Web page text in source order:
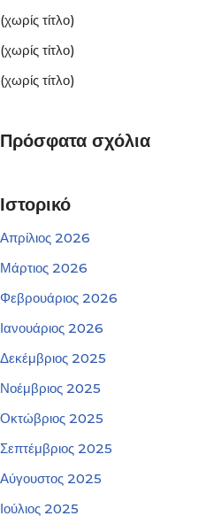
(χωρίς τίτλο)
(χωρίς τίτλο)
(χωρίς τίτλο)
Πρόσφατα σχόλια
Ιστορικό
Απρίλιος 2026
Μάρτιος 2026
Φεβρουάριος 2026
Ιανουάριος 2026
Δεκέμβριος 2025
Νοέμβριος 2025
Οκτώβριος 2025
Σεπτέμβριος 2025
Αύγουστος 2025
Ιούλιος 2025